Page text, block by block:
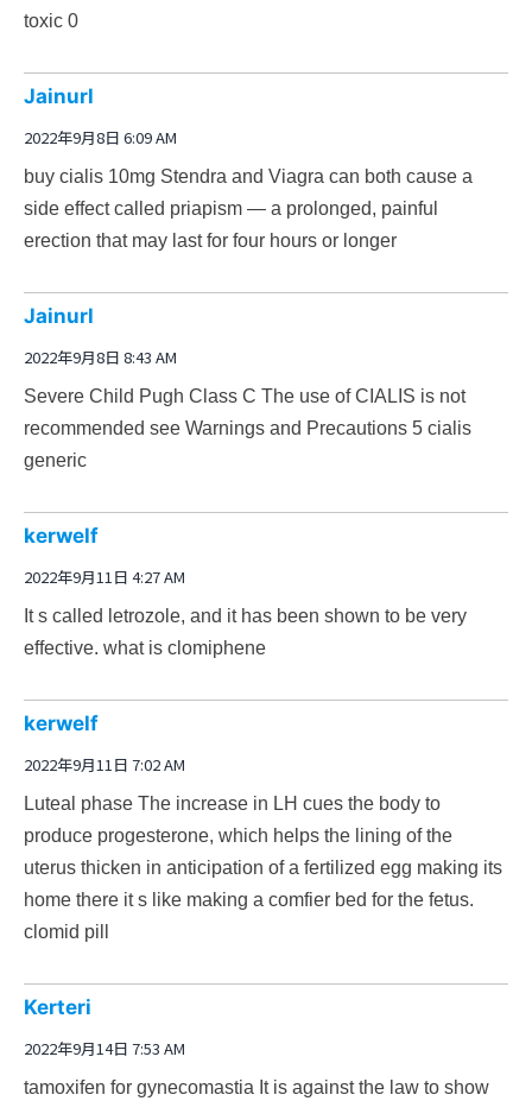
toxic 0
Jainurl
2022年9月8日 6:09 AM
buy cialis 10mg Stendra and Viagra can both cause a
side effect called priapism — a prolonged, painful
erection that may last for four hours or longer
Jainurl
2022年9月8日 8:43 AM
Severe Child Pugh Class C The use of CIALIS is not
recommended see Warnings and Precautions 5 cialis
generic
kerwelf
2022年9月11日 4:27 AM
It s called letrozole, and it has been shown to be very
effective. what is clomiphene
kerwelf
2022年9月11日 7:02 AM
Luteal phase The increase in LH cues the body to
produce progesterone, which helps the lining of the
uterus thicken in anticipation of a fertilized egg making its
home there it s like making a comfier bed for the fetus.
clomid pill
Kerteri
2022年9月14日 7:53 AM
tamoxifen for gynecomastia It is against the law to show